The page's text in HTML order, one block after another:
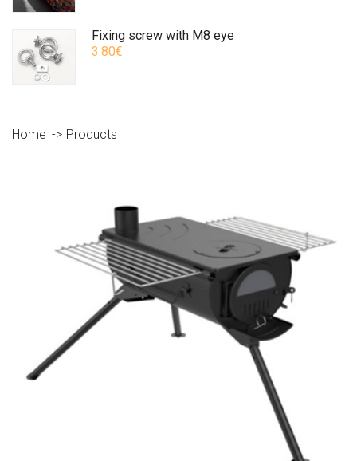
Fixing screw with M8 eye
3.80€
Home Products